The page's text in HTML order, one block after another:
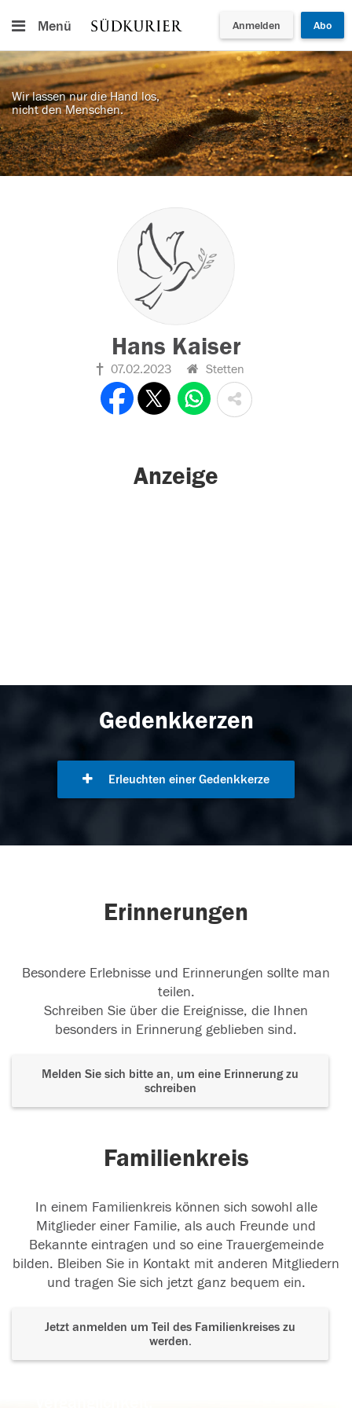
Menü Anmelden Abo
Wir lassen nur die Hand los,
nicht den Menschen.
Hans Kaiser
07.02.2023 Stetten
Anzeige
Gedenkkerzen
Erleuchten einer Gedenkkerze
Erinnerungen
Besondere Erlebnisse und Erinnerungen sollte man
teilen.
Schreiben Sie über die Ereignisse, die Ihnen
besonders in Erinnerung geblieben sind.
Melden Sie sich bitte an, um eine Erinnerung zu
schreiben
Familienkreis
In einem Familienkreis können sich sowohl alle
Mitglieder einer Familie, als auch Freunde und
Bekannte eintragen und so eine Trauergemeinde
bilden. Bleiben Sie in Kontakt mit anderen Mitgliedern
und tragen Sie sich jetzt ganz bequem ein.
Jetzt anmelden um Teil des Familienkreises zu
werden.